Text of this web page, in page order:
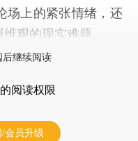
场上的紧张情绪，还
艰的现实难题。
后继续阅读
阅读权限
/会员升级